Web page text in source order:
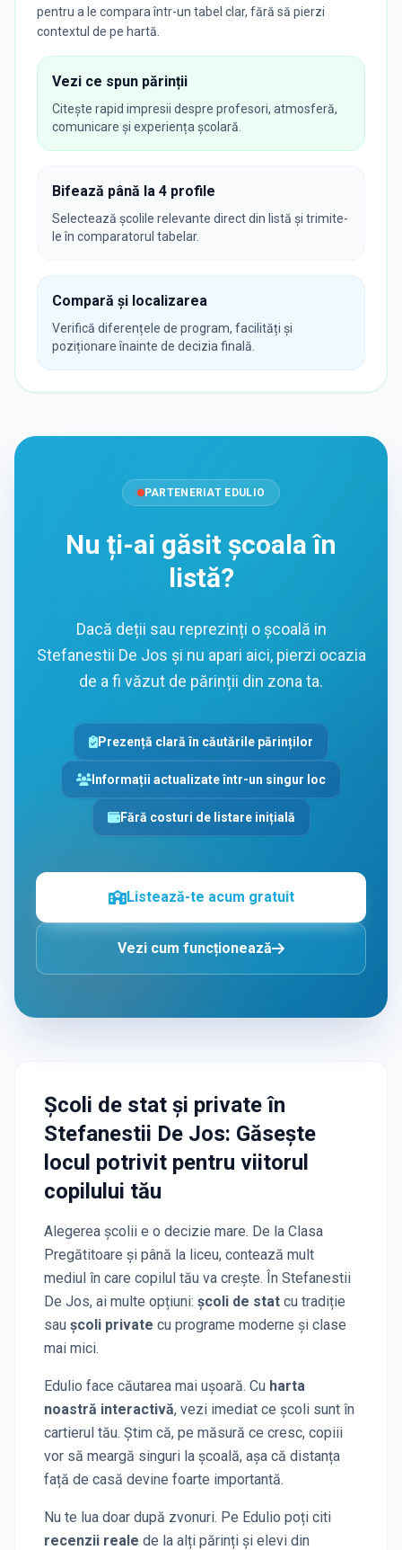
pentru a le compara într-un tabel clar, fără să pierzi
contextul de pe hartă.
Vezi ce spun părinții
Citește rapid impresii despre profesori, atmosferă,
comunicare și experiența școlară.
Bifează până la 4 profile
Selectează școlile relevante direct din listă și trimite-
le în comparatorul tabelar.
Compară și localizarea
Verifică diferențele de program, facilități și
poziționare înainte de decizia finală.
PARTENERIAT EDULIO
Nu ți-ai găsit școala în
listă?
Dacă deții sau reprezinți o școală in
Stefanestii De Jos și nu apari aici, pierzi ocazia
de a fi văzut de părinții din zona ta.
Prezență clară în căutările părinților
Informații actualizate într-un singur loc
Fără costuri de listare inițială
Listează-te acum gratuit
Vezi cum funcționează
Școli de stat și privateîn
Stefanestii De Jos: Găsește
locul potrivit pentru viitorul
copilului tău
Alegerea școlii e o decizie mare. De la Clasa
Pregătitoare și până la liceu, contează mult
mediul în care copilul tău va crește. În Stefanestii
De Jos, ai multe opțiuni: școli de stat cu tradiție
sau școli private cu programe moderne și clase
mai mici.
Edulio face căutarea mai ușoară. Cu harta
noastră interactivă, vezi imediat ce școli sunt în
cartierul tău. Știm că, pe măsură ce cresc, copiii
vor să meargă singuri la școală, așa că distanța
față de casă devine foarte importantă.
Nu te lua doar după zvonuri. Pe Edulio poți citi
recenzii reale de la alți părinți și elevi din